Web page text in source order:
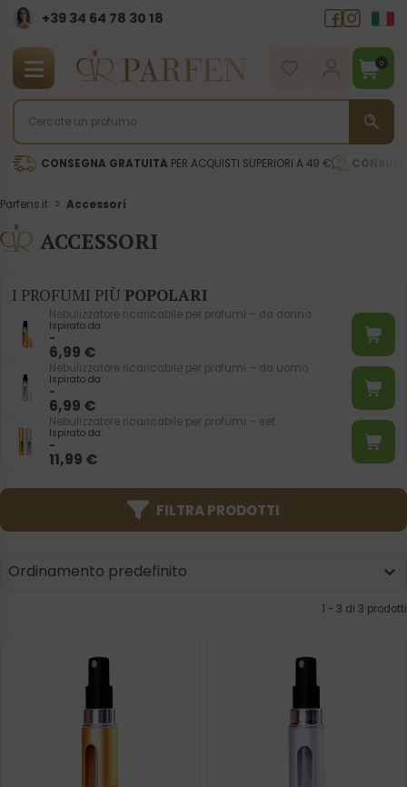
+39 34 64 78 30 18
0
CONSEGNA GRATUITA PER ACQUISTI SUPERIORI A 49 €
Parfens.it > Accessori
ACCESSORI
I PROFUMI PIÙ POPOLARI
Nebulizzatore ricaricabile per profumi – da donna
Ispirato da:
-
6,99 €
Nebulizzatore ricaricabile per profumi – da uomo
Ispirato da:
-
6,99 €
Nebulizzatore ricaricabile per profumi – set
Ispirato da:
-
11,99 €
FILTRA PRODOTTI
Product | Sorting
Sort content
Ordinamento predefinito
Sort content
1 - 3 di 3 prodotti